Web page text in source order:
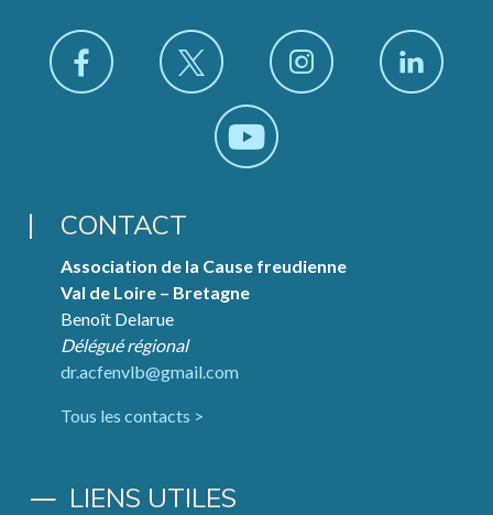
CONTACT
Association de la Cause freudienne
Val de Loire – Bretagne
Benoît Delarue
Délégué régional
dr.acfenvlb@gmail.com
Tous les contacts >
LIENS UTILES